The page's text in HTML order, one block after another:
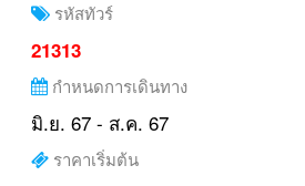
รหัสทัวร์
21313
กำหนดการเดินทาง
มิ.ย. 67 - ส.ค. 67
ราคาเริ่มต้น